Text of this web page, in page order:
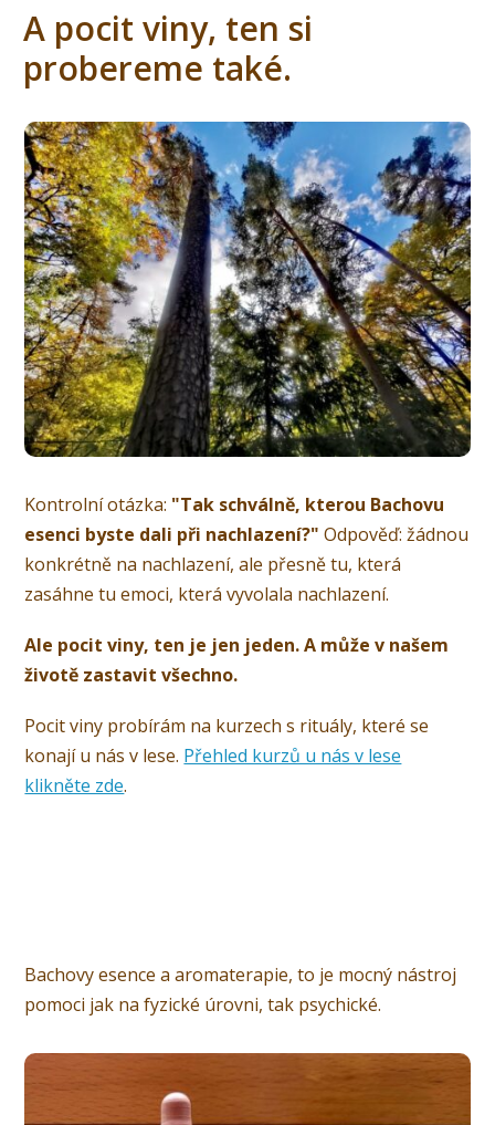
A pocit viny, ten si
probereme také.
Kontrolní otázka: "Tak schválně, kterou Bachovu
esenci byste dali při nachlazení?" Odpověď: žádnou
konkrétně na nachlazení, ale přesně tu, která
zasáhne tu emoci, která vyvolala nachlazení.
Ale pocit viny, ten je jen jeden. A může v našem
životě zastavit všechno.
Pocit viny probírám na kurzech s rituály, které se
konají u nás v lese. Přehled kurzů u nás v lese
klikněte zde.
Bachovy esence a aromaterapie, to je mocný nástroj
pomoci jak na fyzické úrovni, tak psychické.